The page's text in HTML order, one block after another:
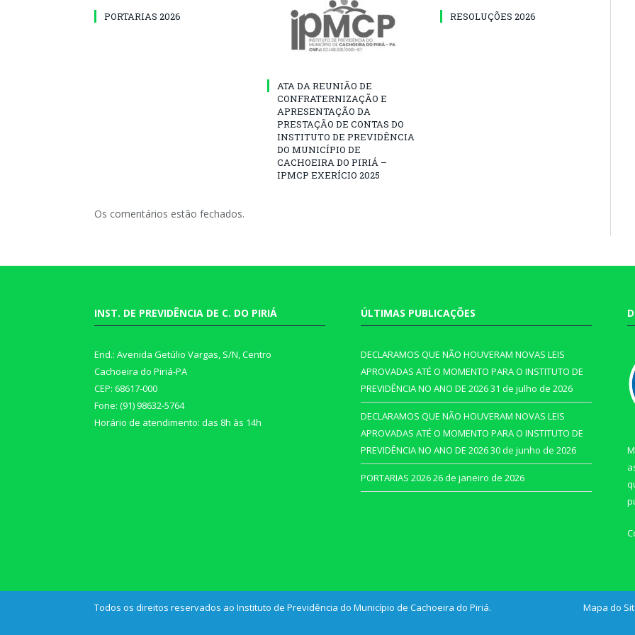
PORTARIAS 2026
ATA DA REUNIÃO DE
CONFRATERNIZAÇÃO E
APRESENTAÇÃO DA
PRESTAÇÃO DE CONTAS DO
INSTITUTO DE PREVIDÊNCIA
DO MUNICÍPIO DE
CACHOEIRA DO PIRIÁ –
IPMCP EXERÍCIO 2025
RESOLUÇÕES 2026
Os comentários estão fechados.
INST. DE PREVIDÊNCIA DE C. DO PIRIÁ
End.: Avenida Getúlio Vargas, S/N, Centro
Cachoeira do Piriá-PA
CEP: 68617-000
Fone: (91) 98632-5764
Horário de atendimento: das 8h às 14h
ÚLTIMAS PUBLICAÇÕES
DECLARAMOS QUE NÃO HOUVERAM NOVAS LEIS
APROVADAS ATÉ O MOMENTO PARA O INSTITUTO DE
PREVIDÊNCIA NO ANO DE 202631 de julho de 2026
DECLARAMOS QUE NÃO HOUVERAM NOVAS LEIS
APROVADAS ATÉ O MOMENTO PARA O INSTITUTO DE
PREVIDÊNCIA NO ANO DE 202630 de junho de 2026
PORTARIAS 202626 de janeiro de 2026
Todos os direitos reservados ao Instituto de Previdência do Município de Cachoeira do Piriá. Mapa do